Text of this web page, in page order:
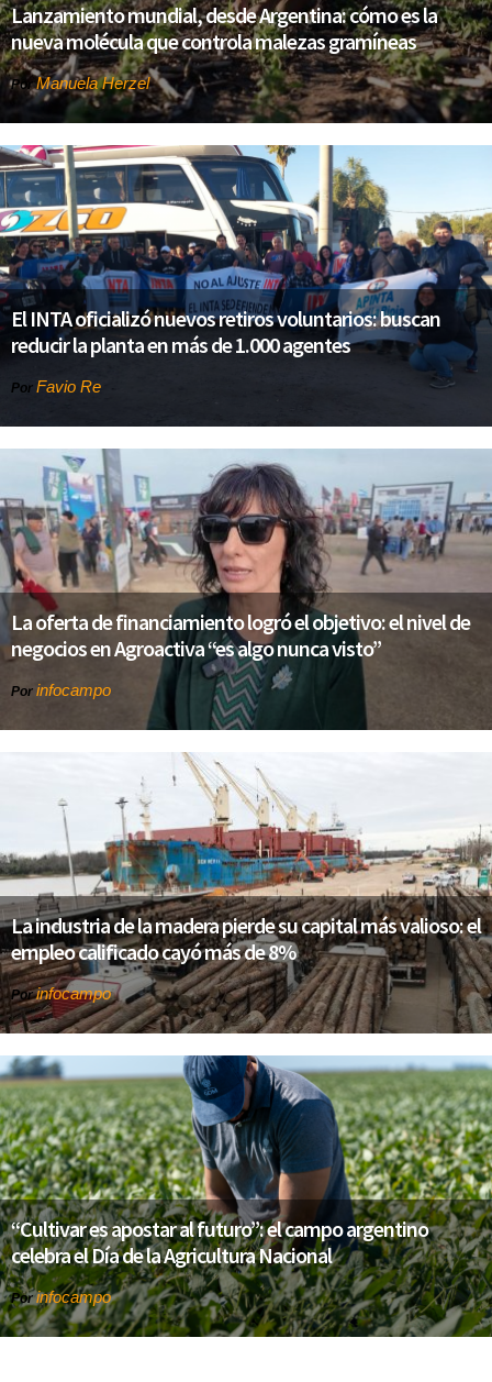
Lanzamiento mundial, desde Argentina: cómo es la
nueva molécula que controla malezas gramíneas
PorManuela Herzel
El INTA oficializó nuevos retiros voluntarios: buscan
reducir la planta en más de 1.000 agentes
Por Favio Re
La oferta de financiamiento logró el objetivo: el nivel de
negocios en Agroactiva “es algo nunca visto”
Por infocampo
La industria de la madera pierde su capital más valioso: el
empleo calificado cayó más de 8%
Porinfocampo
“Cultivar es apostar al futuro”: el campo argentino
celebra el Día de la Agricultura Nacional
Porinfocampo